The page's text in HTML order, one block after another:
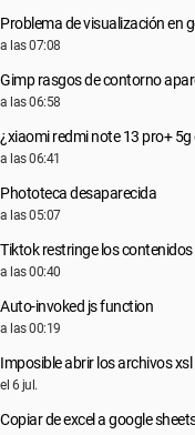
Problema de visualización en
a las 07:08
Gimp rasgos de contorno
a las 06:58
¿xiaomi redmi note 13 pro+
a las 06:41
Phototeca desaparecida
a las 05:07
Tiktok restringe los
a las 00:40
Auto-invoked js function
a las 00:19
Imposible abrir los archivos xsl
el 6 jul.
Copiar de excel a google